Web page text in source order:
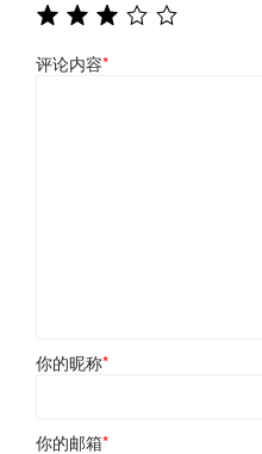
评论内容*
你的昵称*
你的邮箱*